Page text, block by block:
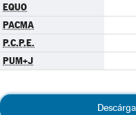
EQUO
PACMA
P.C.P.E.
PUM+J